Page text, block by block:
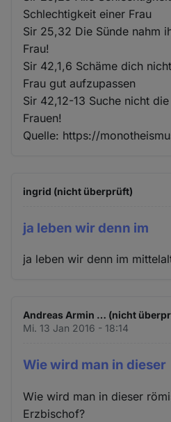
Schlechtigkeit einer Frau
Sir 25,32 Die Sünde nahm
Frau!
Sir 42,1,6 Schäme dich
Frau gut aufzupassen
Sir 42,12-13 Suche nicht
Frauen!
Quelle: https://
ingrid (nicht überprüft)
ja leben wir denn im
ja leben wir denn im
Andreas Armin … (nicht
Mi. 13 Jan 2016 - 18:14
Wie wird man in dieser
Wie wird man in dieser
Erzbischof?